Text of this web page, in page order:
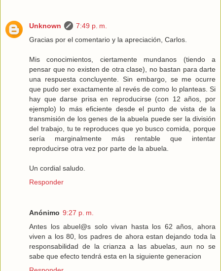
Unknown
7:49 p. m.
Gracias por el comentario y la apreciación, Carlos.
Mis conocimientos, ciertamente mundanos (tiendo a
pensar que no existen de otra clase), no bastan para darte
una respuesta concluyente. Sin embargo, se me ocurre
que pudo ser exactamente al revés de como lo planteas. Si
hay que darse prisa en reproducirse (con 12 años, por
ejemplo) lo más eficiente desde el punto de vista de la
transmisión de los genes de la abuela puede ser la división
del trabajo, tu te reproduces que yo busco comida, porque
sería marginalmente más rentable que intentar
reproducirse otra vez por parte de la abuela.
Un cordial saludo.
Responder
Anónimo 9:27 p. m.
Antes los abuel@s solo vivan hasta los 62 años, ahora
viven a los 80, los padres de ahora estan dejando toda la
responsabilidad de la crianza a las abuelas, aun no se
sabe que efecto tendrá esta en la siguiente generacion